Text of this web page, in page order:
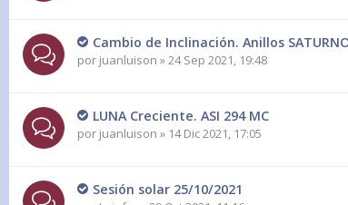
Cambio de Inclinación. Anillos
por juanluison » 24 Sep 2021, 19:48
LUNA Creciente. ASI 294 MC
por juanluison » 14 Dic 2021, 17:05
Sesión solar 25/10/2021